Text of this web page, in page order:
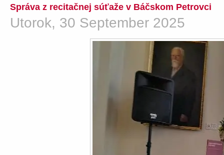
Správa z recitačnej súťaže v Báčskom Petrovci
Utorok, 30 September 2025